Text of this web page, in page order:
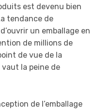
est devenu bien
tendance de
un emballage en
de millions de
de vue de la
la peine de
de l’emballage